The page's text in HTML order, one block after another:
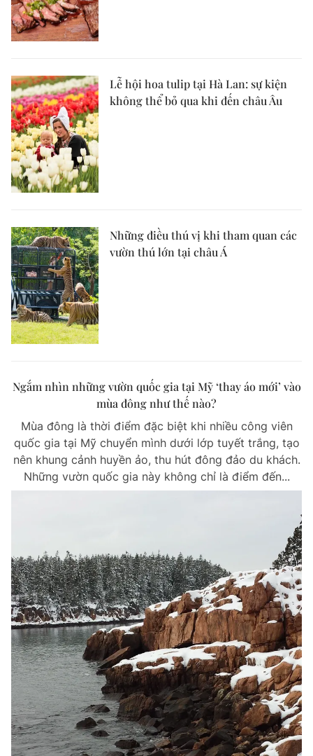
Lễ hội hoa tulip tại Hà Lan: sự kiện
không thể bỏ qua khi đến châu Âu
Những điều thú vị khi tham quan các
vườn thú lớn tại châu Á
Ngắm nhìn những vườn quốc gia tại Mỹ ‘thay áo mới’ vào
mùa đông như thế nào?
Mùa đông là thời điểm đặc biệt khi nhiều công viên
quốc gia tại Mỹ chuyển mình dưới lớp tuyết trắng, tạo
nên khung cảnh huyền ảo, thu hút đông đảo du khách.
Những vườn quốc gia này không chỉ là điểm đến...